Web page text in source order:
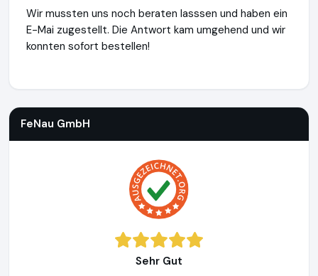
Wir mussten uns noch beraten lasssen und haben ein
E-Mai zugestellt. Die Antwort kam umgehend und wir
konnten sofort bestellen!
FeNau GmbH
Sehr Gut